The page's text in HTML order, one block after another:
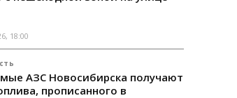
18:00
АЗС Новосибирска получают
прописанного в